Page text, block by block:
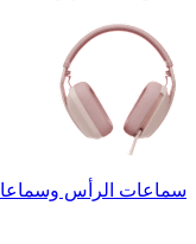
سماعات الرأس